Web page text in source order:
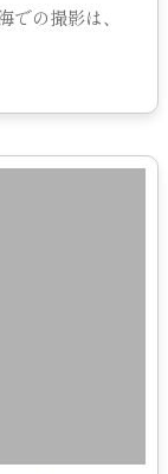
の撮影は、